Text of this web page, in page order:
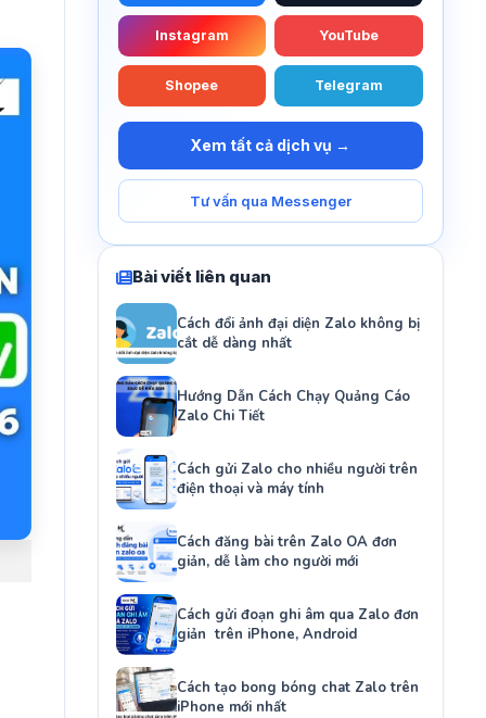
Instagram YouTube
Shopee Telegram
Xem tất cả dịch vụ →
Tư vấn qua Messenger
Bài viết liên quan
Cách đổi ảnh đại diện Zalo không bị
cắt dễ dàng nhất
Hướng Dẫn Cách Chạy Quảng Cáo
Zalo Chi Tiết
Cách gửi Zalo cho nhiều người trên
điện thoại và máy tính
Cách đăng bài trên Zalo OA đơn
giản, dễ làm cho người mới
Cách gửi đoạn ghi âm qua Zalo đơn
giản trên iPhone, Android
Cách tạo bong bóng chat Zalo trên
iPhone mới nhất